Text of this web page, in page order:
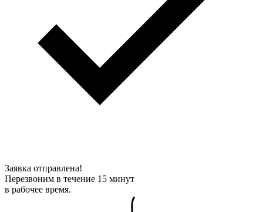
Заявка отправлена!
Перезвоним в течение 15 минут
в рабочее время.